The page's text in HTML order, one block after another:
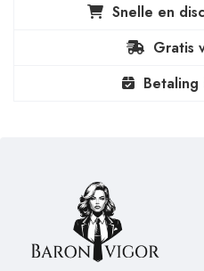
Snelle en
Gratis